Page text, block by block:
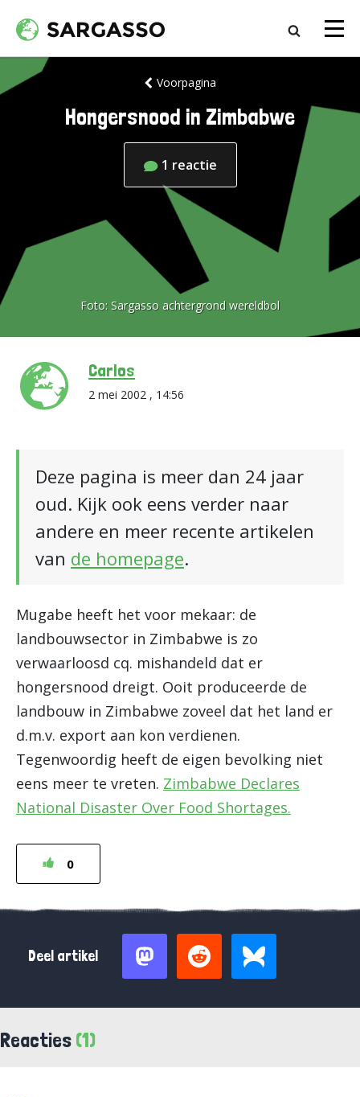
Voorpagina
Hongersnood in Zimbabwe
1 reactie
Foto: Sargasso achtergrond wereldbol
Carlos
2 mei 2002 , 14:56
Deze pagina is meer dan 24 jaar
oud. Kijk ook eens verder naar
andere en meer recente artikelen
van de homepage.
Mugabe heeft het voor mekaar: de
landbouwsector in Zimbabwe is zo
verwaarloosd cq. mishandeld dat er
hongersnood dreigt. Ooit produceerde de
landbouw in Zimbabwe zoveel dat het land er
d.m.v. export aan kon verdienen.
Tegenwoordig heeft de eigen bevolking niet
eens meer te vreten. Zimbabwe Declares
National Disaster Over Food Shortages.
0
Deel artikel
Reacties (1)